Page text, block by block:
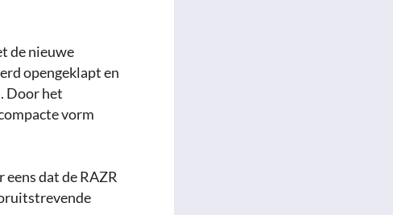
de nieuwe
opengeklapt en
Door het
vorm
dat de RAZR